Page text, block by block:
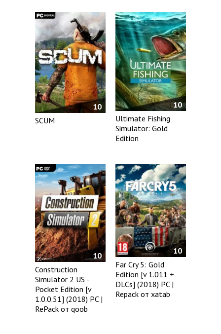
10
SCUM
10
Ultimate Fishing
Simulator: Gold
Edition
10
Construction
Simulator 2 US -
Pocket Edition [v
1.0.0.51] (2018) PC |
RePack от qoob
10
Far Cry 5: Gold
Edition [v 1.011 +
DLCs] (2018) PC |
Repack от xatab